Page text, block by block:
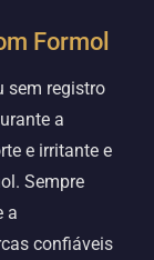
Formol
sem registro
a
e irritante e
Sempre
a
confiáveis